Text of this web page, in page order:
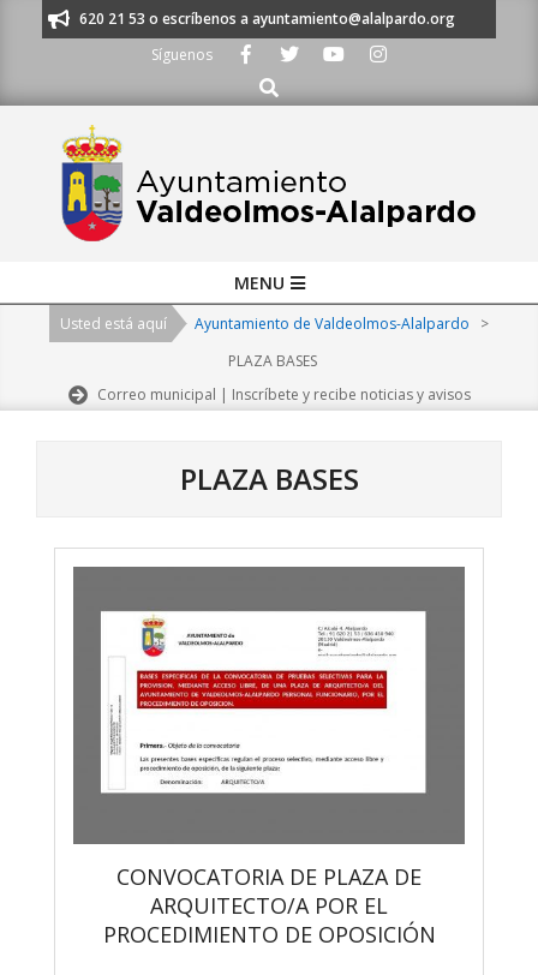
al 91 620 21 53 o escríbenos a ayuntamiento@alalpardo.org
Síguenos
Buscar
Navigation
MENU
Usted está aquí Ayuntamiento de Valdeolmos-Alalpardo
>
PLAZA BASES
Correo municipal | Inscríbete y recibe noticias y avisos
PLAZA BASES
CONVOCATORIA DE PLAZA DE
ARQUITECTO/A POR EL
PROCEDIMIENTO DE OPOSICIÓN